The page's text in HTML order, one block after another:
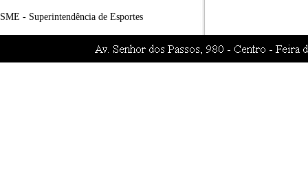
SME - Superintendência de Esportes